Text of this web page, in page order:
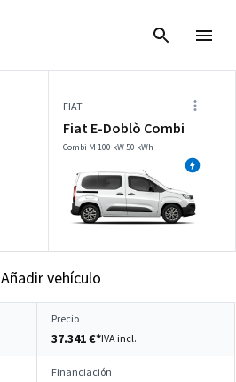
FIAT
Fiat E-Doblò Combi
Combi M 100 kW 50 kWh
Añadir vehículo
Precio
37.341 €*IVA incl.
Financiación